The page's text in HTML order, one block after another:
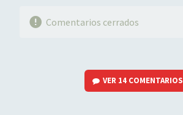
Comentarios cerrados
VER 14 COMENTARIOS